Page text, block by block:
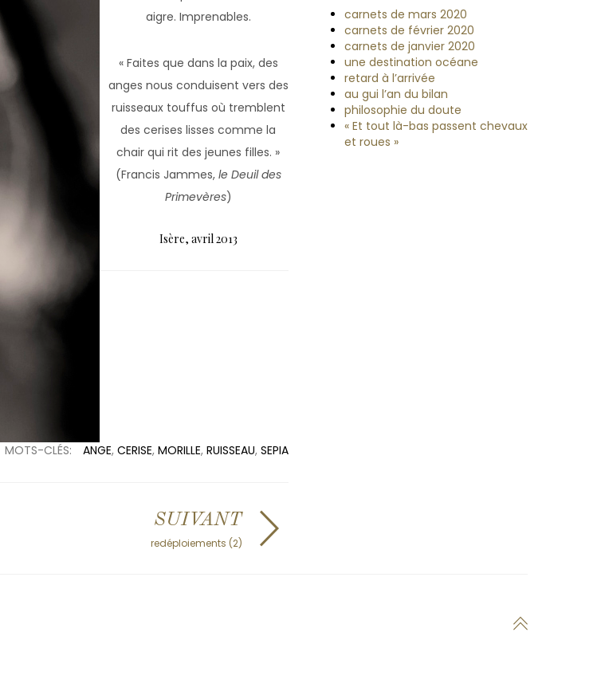
aigre. Imprenables.
« Faites que dans la paix, des
anges nous conduisent vers des
ruisseaux touffus où tremblent
des cerises lisses comme la
chair qui rit des jeunes filles. »
(Francis Jammes, le Deuil des
Primevères)
Isère, avril 2013
MOTS-CLÉS: ANGE, CERISE, MORILLE, RUISSEAU, SEPIA
SUIVANT
redéploiements (2)
carnets de mars 2020
carnets de février 2020
carnets de janvier 2020
une destination océane
retard à l’arrivée
au gui l’an du bilan
philosophie du doute
« Et tout là-bas passent chevaux
et roues »